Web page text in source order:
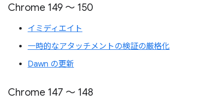
Chrome 149 ～ 150
イミディエイト
一時的なアタッチメントの検証の厳格化
Dawn の更新
Chrome 147 ～ 148